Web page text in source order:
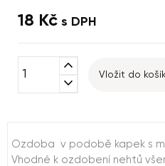
18 Kč s DPH
expand_less
expand_more
Vložit do
Ozdoba v podobě kapek s
Vhodné k ozdobení nehtů